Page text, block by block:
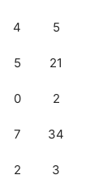
4 5
5 21
0 2
7 34
2 3